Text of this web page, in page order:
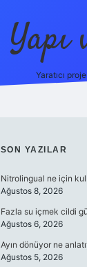
Yaratıcı
SON YAZILAR
Nitrolingual ne için
Ağustos 8, 2026
Fazla su içmek cildi
Ağustos 6, 2026
Ayın dönüyor ne
Ağustos 5, 2026